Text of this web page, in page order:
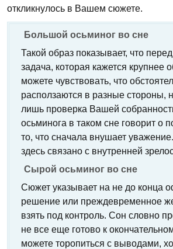
откликнулось в Вашем сюжете.
Большой осьминог во сне
Такой образ показывает, что
задача, которая кажется крупнее
можете чувствовать, что
расползаются в разные стороны,
лишь проверка Вашей
осьминога в таком сне говорит о
то, что сначала внушает
здесь связано с внутренней
Сырой осьминог во сне
Сюжет указывает на не до конца
решение или преждевременное
взять под контроль. Сон словно
не все еще готово к
можете торопиться с выводами,